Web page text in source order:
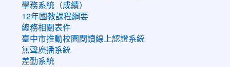
學務系統（成績）
12年國教課程綱要
總務相關表件
臺中市推動校園閱讀線上認證系統
無聲廣播系統
差勤系統